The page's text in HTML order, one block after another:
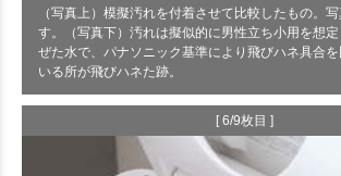
（写真上）模擬汚れを付着させて比較したもの。
す。（写真下）汚れは擬似的に男性立ち小用を想
ぜた水で、パナソニック基準により飛びハネ具合
いる所が飛びハネた跡。
[ 6/9枚目 ]